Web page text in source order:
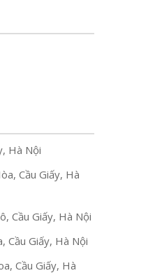
Hà Nội
Cầu Giấy, Hà
Cầu Giấy, Hà Nội
Cầu Giấy, Hà Nội
Cầu Giấy, Hà